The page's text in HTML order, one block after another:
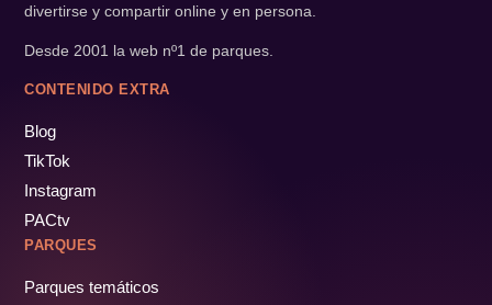
divertirse y compartir online y en persona.
Desde 2001 la web nº1 de parques.
CONTENIDO EXTRA
Blog
TikTok
Instagram
PACtv
PARQUES
Parques temáticos